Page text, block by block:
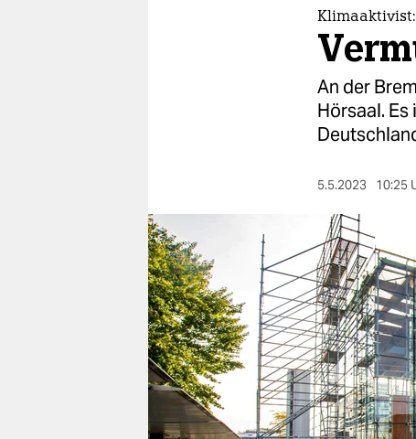
berlin
nord
wahrheit
verlag
verlag
veranstaltungen
An der
Hörsaal.
5.5.2023 10:25